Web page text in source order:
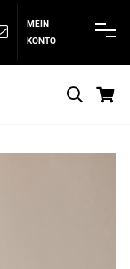
MEIN
KONTO